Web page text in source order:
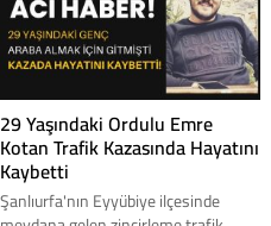
29 Yaşındaki Ordulu Emre
Kotan Trafik Kazasında Hayatını
Kaybetti
Şanlıurfa'nın Eyyübiye ilçesinde